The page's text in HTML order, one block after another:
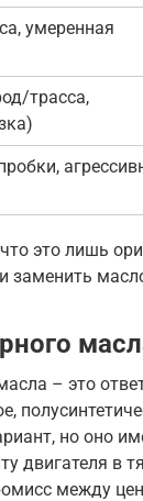
умеренная
трасса,
это лишь
заменить
– это
но оно
двигателя в
между